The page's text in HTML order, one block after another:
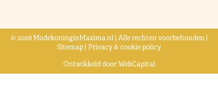
© 2026 ModekoninginMaxima.nl | Alle rechten voorbehouden |
Sitemap | Privacy & cookie policy
Ontwikkeld doorWebCapital